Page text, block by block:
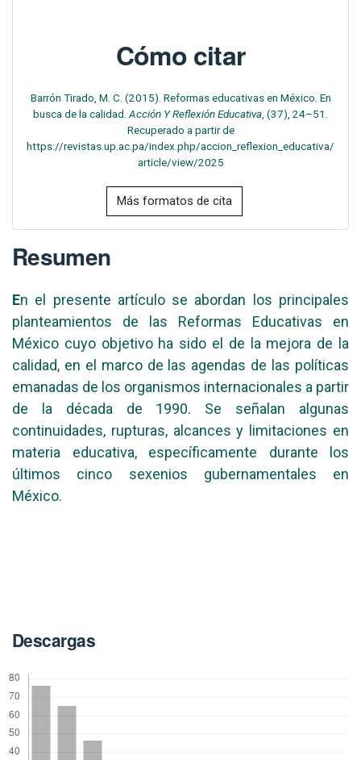
Cómo citar
Barrón Tirado, M. C. (2015). Reformas educativas en México. En
busca de la calidad. Acción Y Reflexión Educativa , (37), 24–51.
Recuperado a partir de
https://revistas.up.ac.pa/index.php/accion_reflexion_educativa/
article/view/2025
Más formatos de cita
Resumen
En el presente artículo se abordan los principales
planteamientos de las Reformas Educativas en
México cuyo objetivo ha sido el de la mejora de la
calidad, en el marco de las agendas de las políticas
emanadas de los organismos internacionales a partir
de la década de 1990. Se señalan algunas
continuidades, rupturas, alcances y limitaciones en
materia educativa, específicamente durante los
últimos cinco sexenios gubernamentales en
México.
Descargas